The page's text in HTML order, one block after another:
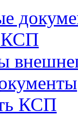
КСП
КСП